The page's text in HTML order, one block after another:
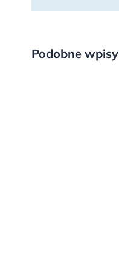
Podobne wpisy